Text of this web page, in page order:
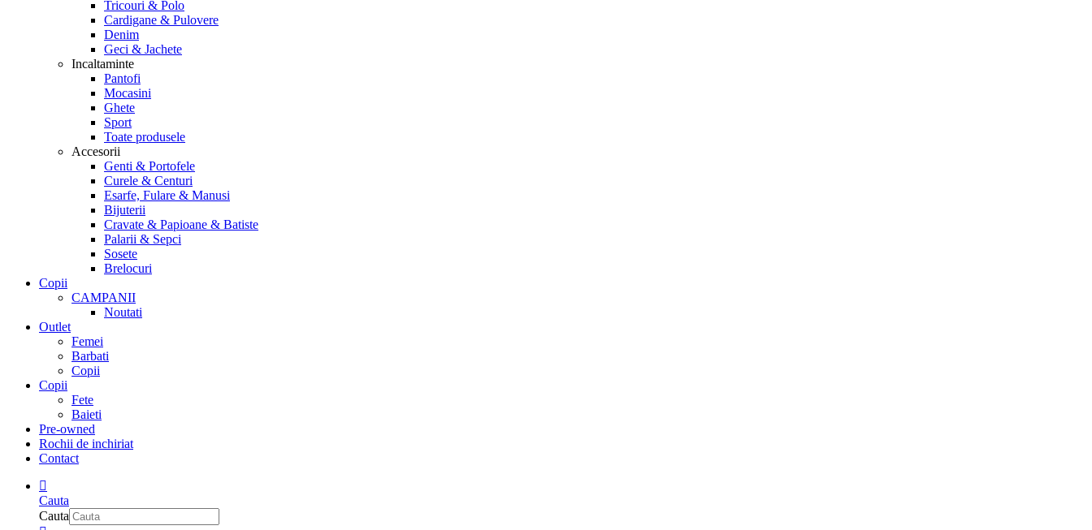
Tricouri & Polo
Cardigane & Pulovere
Denim
Geci & Jachete
Incaltaminte
Pantofi
Mocasini
Ghete
Sport
Toate produsele
Accesorii
Genti & Portofele
Curele & Centuri
Esarfe, Fulare & Manusi
Bijuterii
Cravate & Papioane & Batiste
Palarii & Sepci
Sosete
Brelocuri
Copii
CAMPANII
Noutati
Outlet
Femei
Barbati
Copii
Copii
Fete
Baieti
Pre-owned
Rochii de inchiriat
Contact
Cauta
Cauta